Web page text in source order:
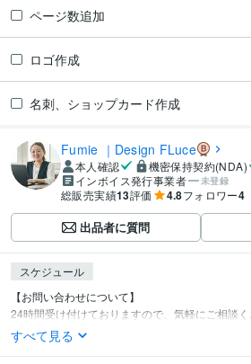
ページ数追加
ロゴ作成
名刺、ショップカード作成
Fumie ｜Design FLuce
本人確認
機密保持契約(NDA)
インボイス発行事業者
未登録
総販売実績13評価 4.8フォロワー4
出品者に質問
スケジュール
【お問い合わせについて】
24時間受け付けておりますので、気軽にご相談く...
すべて見る